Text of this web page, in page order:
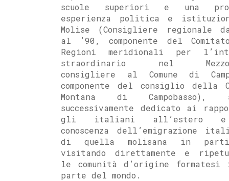
scuole superiori e una
esperienza politica e
Molise (Consigliere regionale
al ’90, componente del
Regioni meridionali per
straordinario nel
consigliere al Comune di
componente del consiglio della
Montana di
successivamente dedicato ai
gli italiani all’estero
conoscenza dell’emigrazione
di quella molisana in
visitando direttamente e
le comunità d’origine formatesi
parte del mondo.